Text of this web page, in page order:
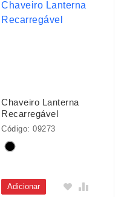
Chaveiro Lanterna
Recarregável
Código: 09273
Adicionar